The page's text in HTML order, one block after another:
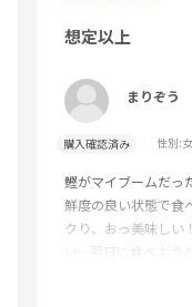
想定以上
まりぞう
購入確認済み 性別:
鰹がマイブームだっ
鮮度の良い状態で食
クり、おっ美味しい
い…翌日に食べよう
産地直送はいいです